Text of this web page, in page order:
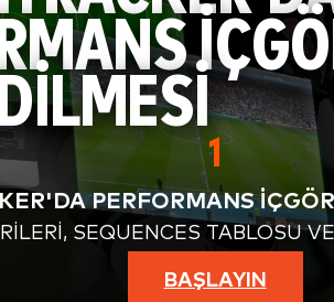
1
PERFORMANS
SEQUENCES TABLOSU
BAŞLAYIN